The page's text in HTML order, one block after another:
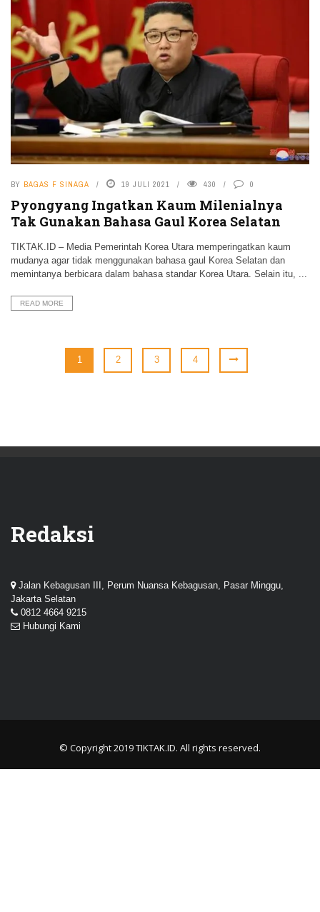
BY BAGAS F SINAGA 19 JULI 2021 430 0
Pyongyang Ingatkan Kaum Milenialnya
Tak Gunakan Bahasa Gaul Korea Selatan
TIKTAK.ID – Media Pemerintah Korea Utara memperingatkan kaum
mudanya agar tidak menggunakan bahasa gaul Korea Selatan dan
memintanya berbicara dalam bahasa standar Korea Utara. Selain itu, ...
READ MORE
1 2 3 4
Redaksi
Jalan Kebagusan III, Perum Nuansa Kebagusan, Pasar Minggu,
Jakarta Selatan
0812 4664 9215
Hubungi Kami
© Copyright 2019TIKTAK.ID. All rights reserved.